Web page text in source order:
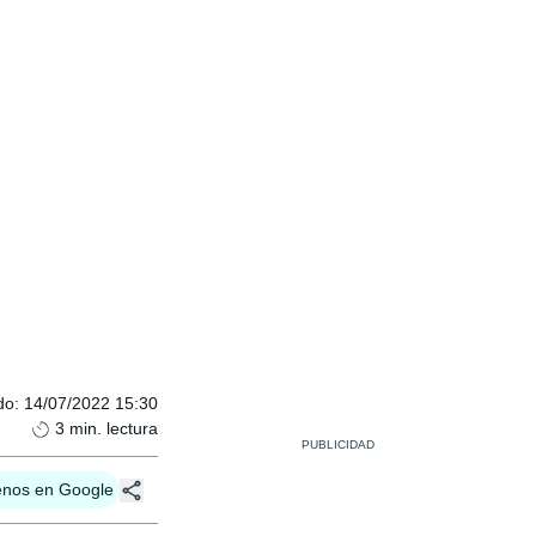
: 14/07/2022 15:30
3 min. lectura
en Google